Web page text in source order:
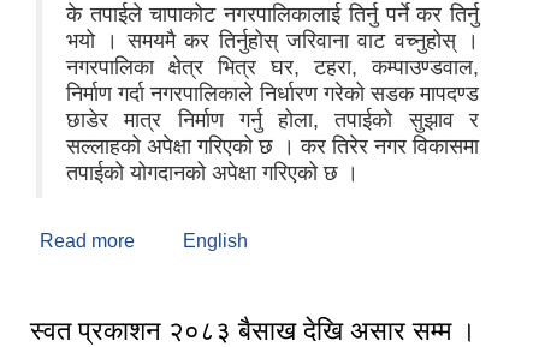
के तपाईले चापाकोट नगरपालिकालाई तिर्नु पर्ने कर तिर्नु
भयो । समयमै कर तिर्नुहोस् जरिवाना वाट वच्नुहोस् ।
नगरपालिका क्षेत्र भित्र घर, टहरा, कम्पाउण्डवाल,
निर्माण गर्दा नगरपालिकाले निर्धारण गरेको सडक मापदण्ड
छाडेर मात्र निर्माण गर्नु होला, तपाईको सुझाव र
सल्लाहको अपेक्षा गरिएको छ । कर तिरेर नगर विकासमा
तपाईको योगदानको अपेक्षा गरिएको छ ।
Read more about चापाकोट नगरपालिकाको संक्षिप्त परिचय
English
स्वत प्रकाशन २०८३ बैसाख देखि असार सम्म ।